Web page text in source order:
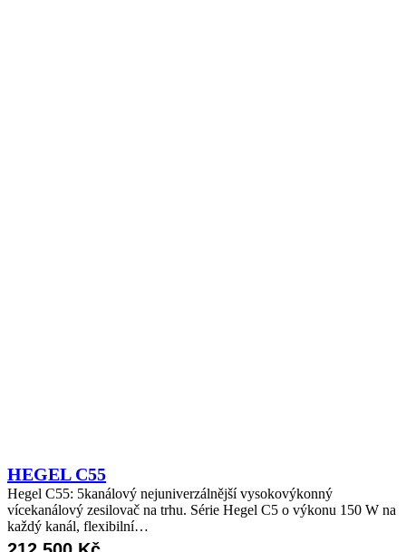
HEGEL C55
Hegel C55: 5kanálový nejuniverzálnější vysokovýkonný
vícekanálový zesilovač na trhu. Série Hegel C5 o výkonu 150 W na
každý kanál, flexibilní…